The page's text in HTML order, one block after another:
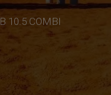
10.5 COMBI